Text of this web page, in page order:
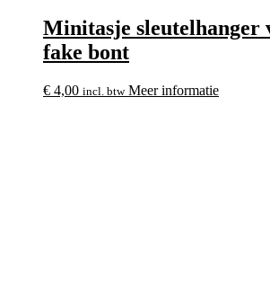
Minitasje sleutelhanger
fake bont
€ 4,00 incl. btw Meer informatie